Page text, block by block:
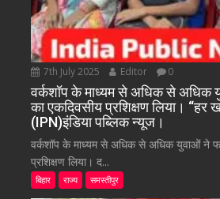
7th July 2025 Editor 0
वर्कशॉप के माध्यम से अधिक से अधिक
का एकदिवसीय प्रशिक्षण लिया। “हर
(IPN)इंडिया पब्लिक न्यूज।
वर्कशॉप के माध्यम से अधिक से अधिक युवाओं ने
प्रशिक्षण लिया। द...
बिहार राज्य समस्तीपुर